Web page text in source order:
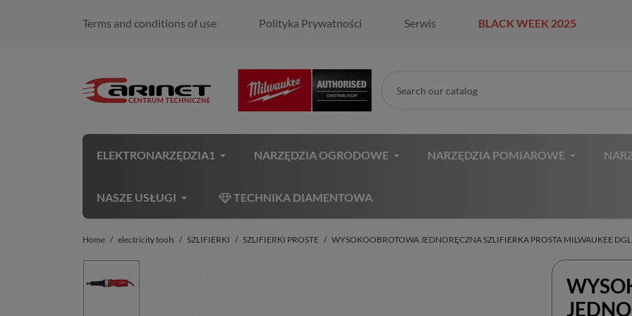
Terms and conditions of use Polityka Prywatności Serwis BLACK WEEK 2025
ELEKTRONARZĘDZIA1 NARZĘDZIA OGRODOWE NARZĘDZIA POMIAROWE
NASZE USŁUGI TECHNIKA DIAMENTOWA
Home electricity tools SZLIFIERKI SZLIFIERKI PROSTE WYSOKOOBROTOWA JEDNORĘCZNA SZLIFIERKA PROSTA MILWAUKEE